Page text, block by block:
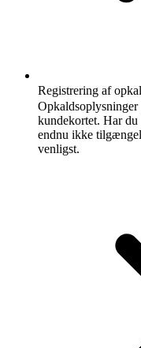
Registrering af
kundekortet. Har
endnu ikke
venligst.